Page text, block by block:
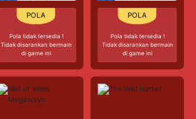
Pola tidak tersedia !
Tidak disarankan bermain
di game ini
Pola tidak tersedia !
Tidak disarankan bermain
di game ini